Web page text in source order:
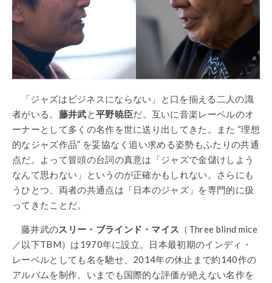
「ジャズはビジネスにならない」と口を揃える二人の識
者がいる。 藤井武 と平野暁臣だ。互いに音楽レーベルのオ
ーナーとして多くの名作を世に送り出してきた。また “理想
的なジャズ作品” を妥協なく追い求める姿勢もふたりの共通
点だ。よって冒頭の台詞の真意は「ジャズで金儲けしよう
なんて思わない」というのが正確かもしれない。さらにも
うひとつ、両者の共通点は「日本のジャズ」を専門的に扱
ってきたことだ。
藤井武のスリー・ブラインド・マイス
（Three blind mice
／以下TBM）は1970年に設立。日本最初期のインディ・
レーベルとしても名を馳せ、2014年の休止まで約140作の
アルバムを制作。いまでも国際的な評価が絶えない名作を